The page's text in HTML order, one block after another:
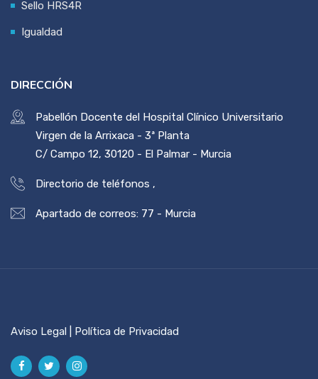
Sello HRS4R
Igualdad
DIRECCIÓN
Pabellón Docente del Hospital Clínico Universitario
Virgen de la Arrixaca - 3ª Planta
C/ Campo 12, 30120 - El Palmar - Murcia
Directorio de teléfonos ,
Apartado de correos: 77 - Murcia
Aviso Legal | Política de Privacidad